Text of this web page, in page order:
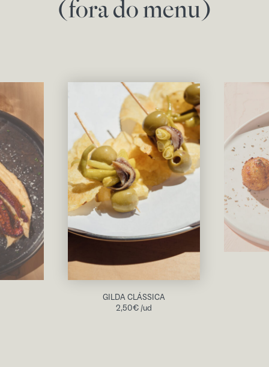
(fora do menu)
GILDA CLÁSSICA
2,50€/ud